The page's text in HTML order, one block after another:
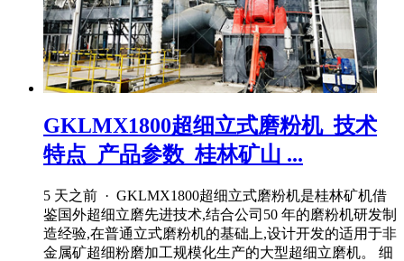
GKLMX1800超细立式磨粉机_技术
特点_产品参数_桂林矿山 ...
5 天之前 · GKLMX1800超细立式磨粉机是桂林矿机借
鉴国外超细立磨先进技术,结合公司50 年的磨粉机研发制
造经验,在普通立式磨粉机的基础上,设计开发的适用于非
金属矿超细粉磨加工规模化生产的大型超细立磨机。 细